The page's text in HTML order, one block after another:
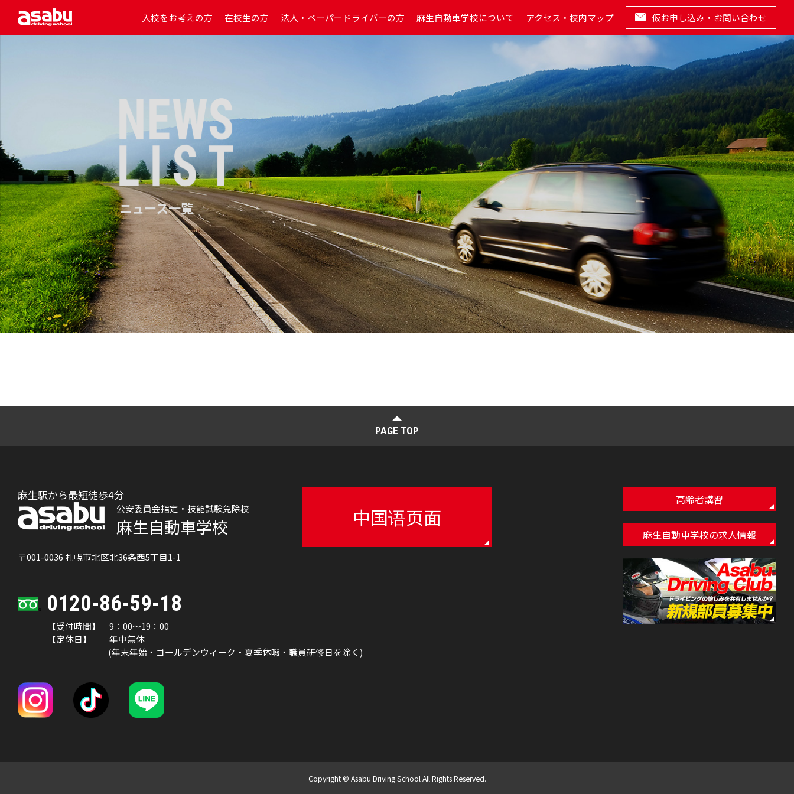
入校をお考えの方 在校生の方 法人・ペーパードライバーの方 麻生自動車学校について アクセス・校内マップ 仮お申し込み・お問い合わせ
ニュース一覧
PAGE TOP
麻生駅から最短徒歩4分
公安委員会指定・技能試験免除校
麻生自動車学校
〒001-0036 札幌市北区北36条西5丁目1-1
0120-86-59-18
【受付時間】 9：00～19：00
【定休日】 年中無休
(年末年始・ゴールデンウィーク・夏季休暇・職員研修日を除く)
高齢者講習
麻生自動車学校の求人情報
中国语页面
Copyright © Asabu Driving School All Rights Reserved.